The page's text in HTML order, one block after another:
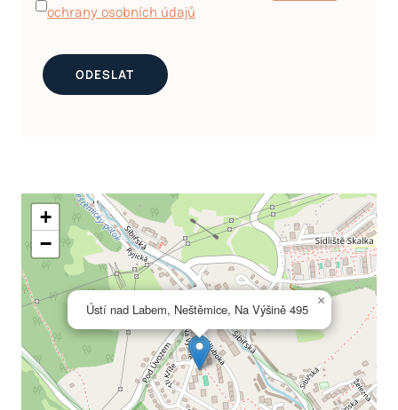
ochrany osobních údajů
Ústí nad Labem, Neštěmice, Na Výšině 495
×
+
−